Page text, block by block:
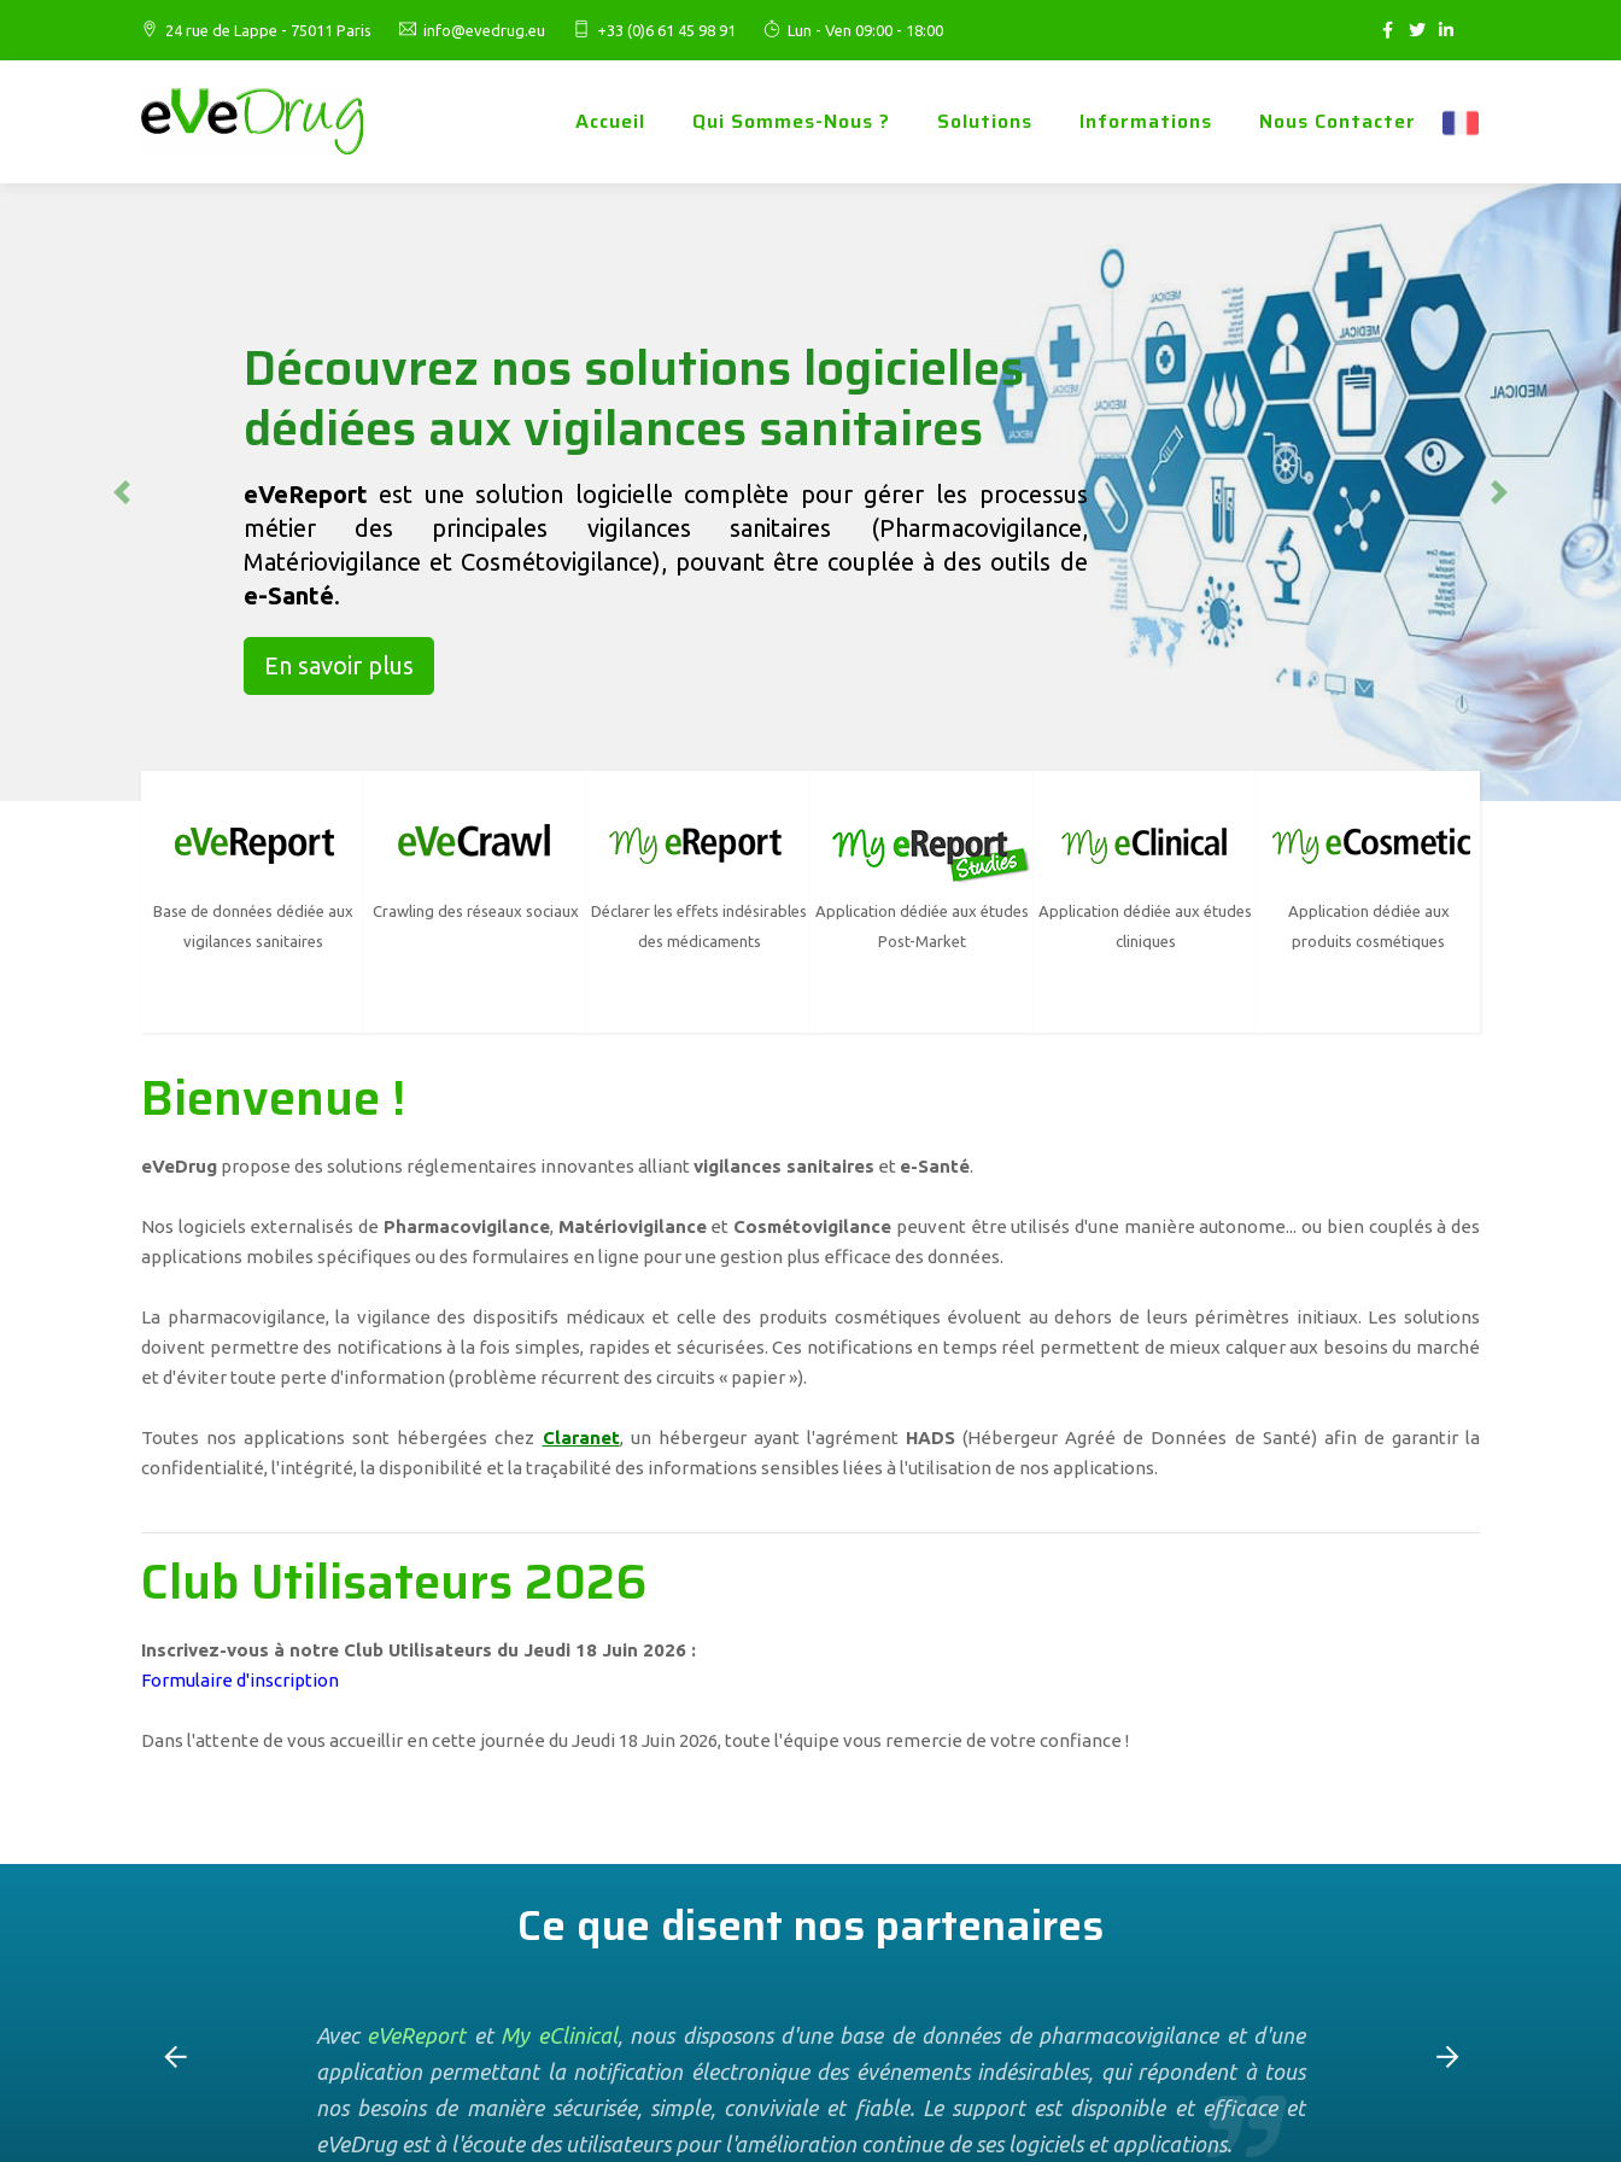
24 rue de Lappe - 75011 Paris info@evedrug.eu +33 (0)6 61 45 98 91 Lun - Ven 09:00 - 18:00
Accueil Qui Sommes-Nous ? Solutions Informations Nous Contacter
Découvrez nos solutions logicielles
dédiées aux vigilances sanitaires
eVeReport est une solution logicielle complète pour gérer les processus
métier des principales vigilances sanitaires (Pharmacovigilance,
Matériovigilance et Cosmétovigilance), pouvant être couplée à des outils de
e-Santé.
En savoir plus
Previous Next
Base de données dédiée aux
vigilances sanitaires
Crawling des réseaux sociaux
Déclarer les effets indésirables
des médicaments
Application dédiée aux études
Post-Market
Application dédiée aux études
cliniques
Application dédiée aux
produits cosmétiques
Bienvenue !
eVeDrug propose des solutions réglementaires innovantes alliant vigilances sanitaires et e-Santé.
Nos logiciels externalisés de Pharmacovigilance, Matériovigilanceet Cosmétovigilance peuvent être utilisés d'une manière autonome... ou bien couplés à des
applications mobiles spécifiques ou des formulaires en ligne pour une gestion plus efficace des données.
La pharmacovigilance, la vigilance des dispositifs médicaux et celle des produits cosmétiques évoluent au dehors de leurs périmètres initiaux. Les solutions
doivent permettre des notifications à la fois simples, rapides et sécurisées. Ces notifications en temps réel permettent de mieux calquer aux besoins du marché
et d'éviter toute perte d'information (problème récurrent des circuits « papier »).
Toutes nos applications sont hébergées chez Claranet, un hébergeur ayant l'agrément HADS (Hébergeur Agréé de Données de Santé) afin de garantir la
confidentialité, l'intégrité, la disponibilité et la traçabilité des informations sensibles liées à l'utilisation de nos applications.
Club Utilisateurs 2026
Inscrivez-vous à notre Club Utilisateurs du Jeudi 18 Juin 2026 :
Formulaire d'inscription
Dans l'attente de vous accueillir en cette journée du Jeudi 18 Juin 2026, toute l'équipe vous remercie de votre confiance !
Ce que disent nos partenaires
d'évolutions du
Avec eVeReportet My eClinical, nous disposons d'une base de données de pharmacovigilance et d'une
application permettant la notification électronique des événements indésirables, qui répondent à tous
nos besoins de manière sécurisée, simple, conviviale et fiable. Le support est disponible et efficace et
eVeDrug est à l'écoute des utilisateurs pour l'amélioration continue de ses logiciels et applications.
rendue dans nos